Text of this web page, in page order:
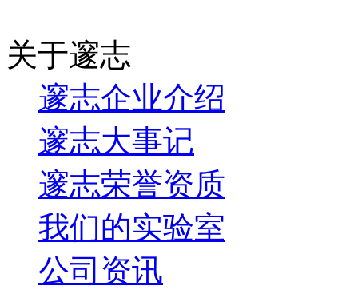
关于邃志
邃志企业介绍
邃志大事记
邃志荣誉资质
我们的实验室
公司资讯